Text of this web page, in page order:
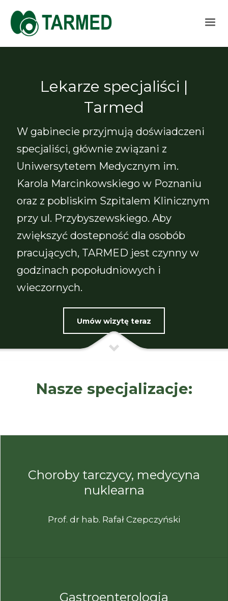
Lekarze specjaliści |
Tarmed
W gabinecie przyjmują doświadczeni
specjaliści, głównie związani z
Uniwersytetem Medycznym im.
Karola Marcinkowskiego w Poznaniu
oraz z pobliskim Szpitalem Klinicznym
przy ul. Przybyszewskiego. Aby
zwiększyć dostepność dla osobób
pracujących, TARMED jest czynny w
godzinach popołudniowych i
wieczornych.
Umów wizytę teraz
Nasze specjalizacje:
Choroby tarczycy, medycyna
nuklearna
Prof. dr hab. Rafał Czepczyński
Gastroenterologia